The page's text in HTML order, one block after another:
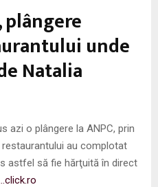
unde
Natalia
azi o plângere la ANPC, prin
au complotat
astfel să fie hărţuită în direct
…click.ro